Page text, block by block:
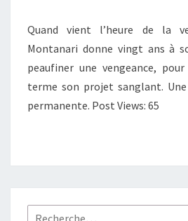
Quand vient l’heure de la
Montanari donne vingt ans à
peaufiner une vengeance,
terme son projet sanglant.
permanente. Post Views: 65
Rechercher :